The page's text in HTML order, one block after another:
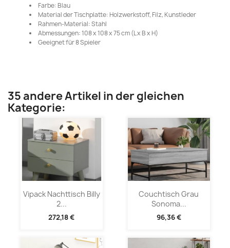
Farbe: Blau
Material der Tischplatte: Holzwerkstoff, Filz, Kunstleder
Rahmen-Material: Stahl
Abmessungen: 108 x 108 x 75 cm (L x B x H)
Geeignet für 8 Spieler
35 andere Artikel in der gleichen
Kategorie:
Vipack Nachttisch Billy
2...
272,18 €
Couchtisch Grau
Sonoma...
96,36 €